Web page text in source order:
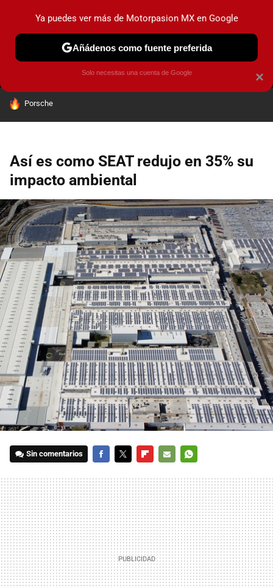
MENÚ NUEVO
INDUSTRIA HOY NO CIRCULA
HOY SE HABLA DE
Porsche
Así es como SEAT redujo en 35% su
impacto ambiental
Sin comentarios
MAIL
×
Ya puedes ver más de Motorpasion MX en Google
Añádenos como fuente preferida
Solo necesitas una cuenta de Google